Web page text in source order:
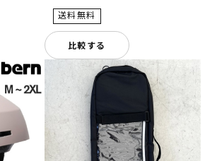
比較する